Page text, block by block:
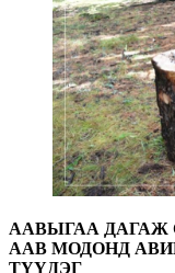
ААВЫГАА ДАГАЖ
ААВ МОДОНД
ТҮҮДЭГ